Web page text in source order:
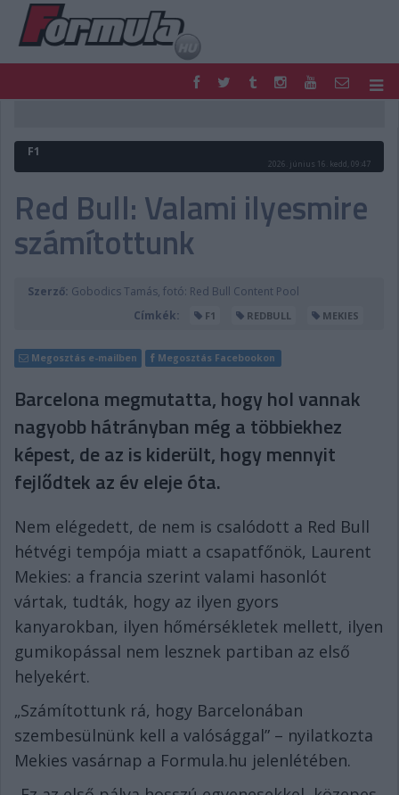
FORMULA
MOTOR
PODCAST
SHOP
TIPPJÁTÉK
DIGITÁLIS MAGAZIN
F1
2026. június 16. kedd, 09:47
Red Bull: Valami ilyesmire
számítottunk
Szerző: Gobodics Tamás, fotó: Red Bull Content Pool
Címkék:
F1 REDBULL MEKIES
Megosztás e-mailben Megosztás Facebookon
Barcelona megmutatta, hogy hol vannak
nagyobb hátrányban még a többiekhez
képest, de az is kiderült, hogy mennyit
fejlődtek az év eleje óta.
Nem elégedett, de nem is csalódott a Red Bull
hétvégi tempója miatt a csapatfőnök, Laurent
Mekies: a francia szerint valami hasonlót
vártak, tudták, hogy az ilyen gyors
kanyarokban, ilyen hőmérsékletek mellett, ilyen
gumikopással nem lesznek partiban az első
helyekért.
„Számítottunk rá, hogy Barcelonában
szembesülnünk kell a valósággal” – nyilatkozta
Mekies vasárnap a Formula.hu jelenlétében.